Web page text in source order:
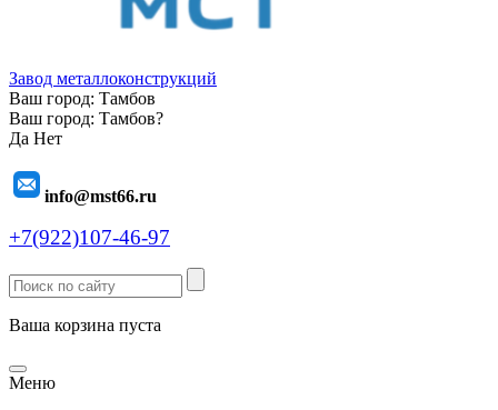
Завод металлоконструкций
Ваш город: Тамбов
Ваш город: Тамбов?
Да Нет
info@mst66.ru
+7(922)107-46-97
Ваша корзина пуста
Меню